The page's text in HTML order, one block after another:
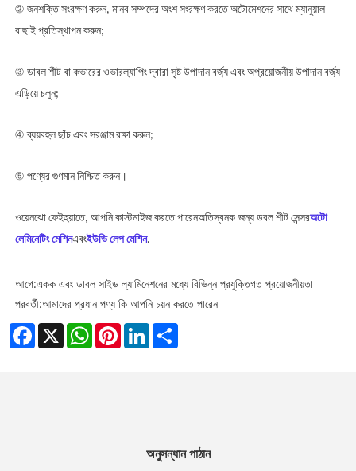
② জনশক্তি সংরক্ষণ করুন, মানব সম্পদের অংশ সংরক্ষণ করতে অটোমেশনের সাথে ম্যানুয়াল
বাছাই প্রতিস্থাপন করুন;
③ ডাবল শীট বা কভারের ওভারল্যাপিং দ্বারা সৃষ্ট উপাদান বর্জ্য এবং অপ্রয়োজনীয় উপাদান বর্জ্য
এড়িয়ে চলুন;
④ব্যয়বহুল ছাঁচ এবং সরঞ্জাম রক্ষা করুন;
⑤ পণ্যের গুণমান নিশ্চিত করুন।
ওয়েনঝো ফেইহুয়াতে, আপনি কাস্টমাইজ করতে পারেনঅতিস্বনক জন্য ডবল শীট সেন্সরঅটো
লেমিনেটিং মেশিনএবংইউভি লেপ মেশিন.
আগে:একক এবং ডাবল সাইড ল্যামিনেশনের মধ্যে বিভিন্ন প্রযুক্তিগত প্রয়োজনীয়তা
পরবর্তী:আমাদের প্রধান পণ্য কি আপনি চয়ন করতে পারেন
Facebook
X WhatsAppPinterestLinkedIn
অনুসন্ধান পাঠান